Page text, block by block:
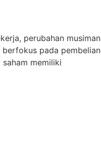
perubahan musiman
pada pembelian
memiliki